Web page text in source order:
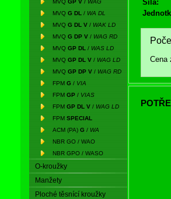
MVQ GP V / WAG
MVQ G DL / WA DL
MVQ G DL V / WAK LD
MVQ G DP V / WAG RD
MVQ GP DL / WAS LD
MVQ GP DL V / WAG LD
MVQ GP DP V / WAG RD
FPM G / VIA
FPM GP / VIAS
FPM GP DL V / WAG LD
FPM SPECIAL
ACM (PA) G / WA
NBR GO / WAO
NBR GPO / WASO
O-kroužky
Manžety
Ploché těsnící kroužky
Síla:
Cena